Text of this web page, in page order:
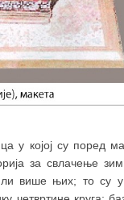
у којој су поред
за свлачење
више њих; то су